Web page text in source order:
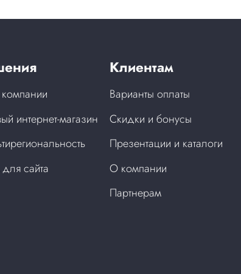
интернет-магазин
сайта
Клиентам
Варианты оплаты
Скидки и бонусы
Презентации и каталоги
О компании
Партнерам